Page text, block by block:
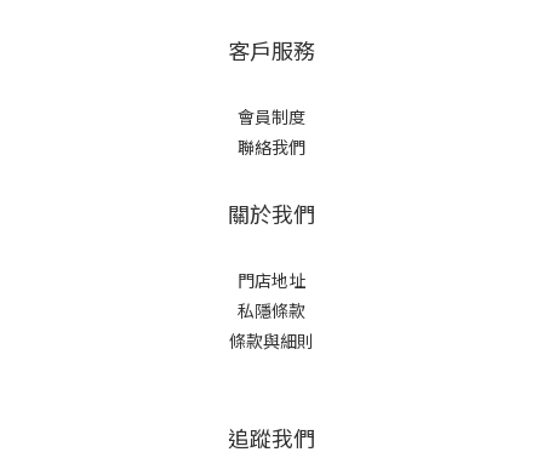
客戶服務
會員制度
聯絡我們
關於我們
門店地址
私隱條款
條款與細則
追蹤我們